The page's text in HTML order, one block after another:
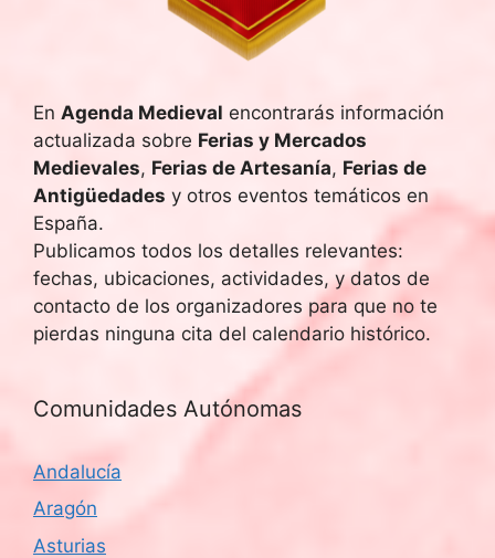
En Agenda Medieval encontrarás información
actualizada sobre Ferias y Mercados
Medievales, Ferias de Artesanía, Ferias de
Antigüedades y otros eventos temáticos en
España.
Publicamos todos los detalles relevantes:
fechas, ubicaciones, actividades, y datos de
contacto de los organizadores para que no te
pierdas ninguna cita del calendario histórico.
Comunidades Autónomas
Andalucía
Aragón
Asturias